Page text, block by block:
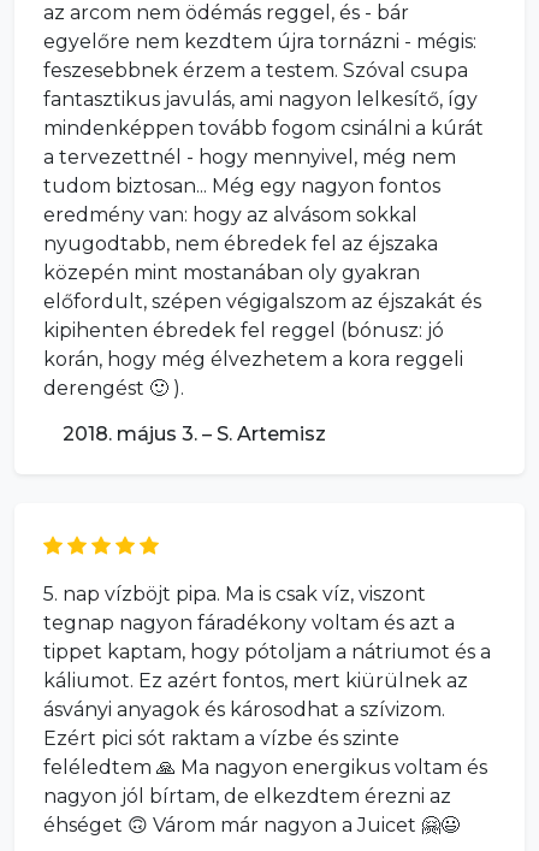
az arcom nem ödémás reggel, és - bár
egyelőre nem kezdtem újra tornázni - mégis:
feszesebbnek érzem a testem. Szóval csupa
fantasztikus javulás, ami nagyon lelkesítő, így
mindenképpen tovább fogom csinálni a kúrát
a tervezettnél - hogy mennyivel, még nem
tudom biztosan... Még egy nagyon fontos
eredmény van: hogy az alvásom sokkal
nyugodtabb, nem ébredek fel az éjszaka
közepén mint mostanában oly gyakran
előfordult, szépen végigalszom az éjszakát és
kipihenten ébredek fel reggel (bónusz: jó
korán, hogy még élvezhetem a kora reggeli
derengést 🙂 ).
2018. május 3. – S. Artemisz
5. nap vízböjt pipa. Ma is csak víz, viszont
tegnap nagyon fáradékony voltam és azt a
tippet kaptam, hogy pótoljam a nátriumot és a
káliumot. Ez azért fontos, mert kiürülnek az
ásványi anyagok és károsodhat a szívizom.
Ezért pici sót raktam a vízbe és szinte
feléledtem 🙏 Ma nagyon energikus voltam és
nagyon jól bírtam, de elkezdtem érezni az
éhséget 🙃 Várom már nagyon a Juicet 🤗😃